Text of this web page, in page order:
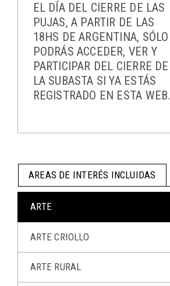
EL DÍA DEL CIERRE DE LAS
PUJAS, A PARTIR DE LAS
18HS DE ARGENTINA, SÓLO
PODRÁS ACCEDER, VER Y
PARTICIPAR DEL CIERRE DE
LA SUBASTA SI YA ESTÁS
REGISTRADO EN ESTA WEB.
AREAS DE INTERÉS INCLUIDAS
ARTE
ARTE CRIOLLO
ARTE RURAL